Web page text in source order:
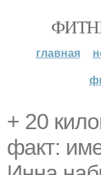
главная
+ 20
факт: